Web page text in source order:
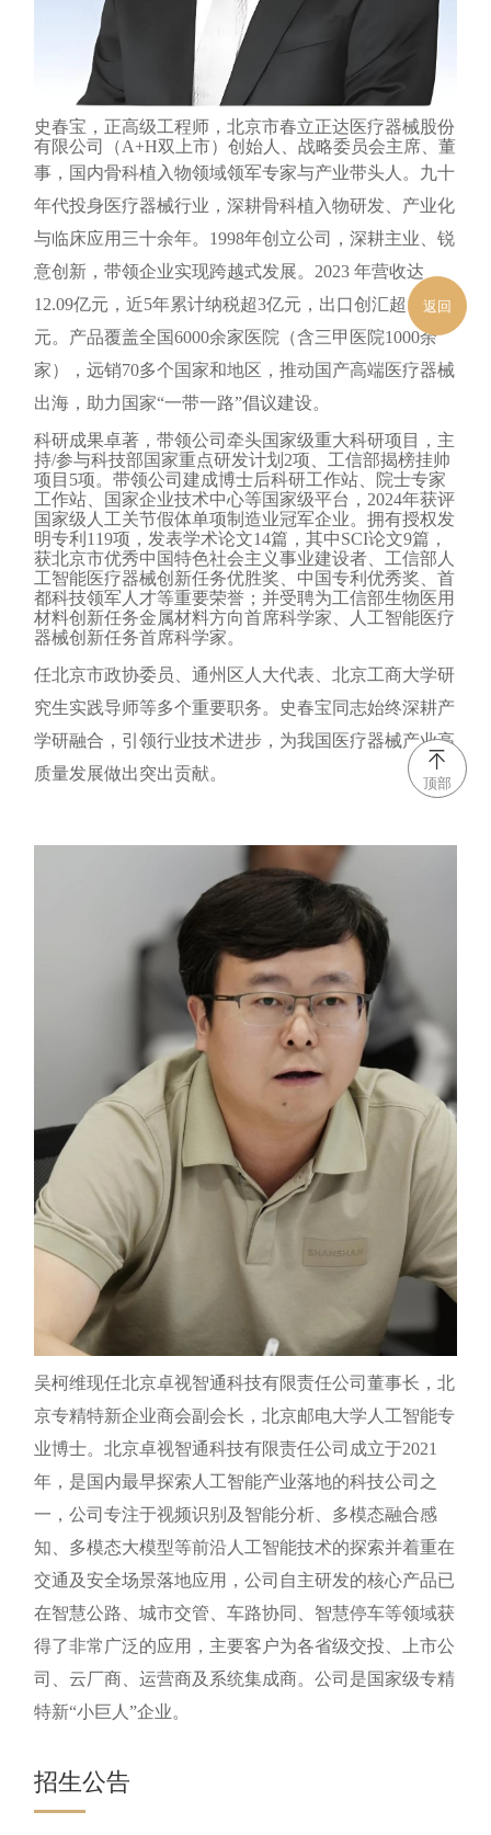
史春宝，正高级工程师，北京市春立正达医疗器械股份
有限公司（A+H双上市）创始人、战略委员会主席、董
事，国内骨科植入物领域领军专家与产业带头人。 九十
年代投身医疗器械行业，深耕骨科植入物研发、产业化
与临床应用三十余年。1998年创立公司，深耕主业、锐
意创新，带领企业实现跨越式发展。2023 年营收达
12.09亿元，近5年累计纳税超3亿元，出口创汇超10亿
元。产品覆盖全国6000余家医院（含三甲医院1000余
家），远销70多个国家和地区，推动国产高端医疗器械
出海，助力国家“一带一路”倡议建设。
科研成果卓著，带领公司牵头国家级重大科研项目，主
持/参与科技部国家重点研发计划2项、工信部揭榜挂帅
项目5项。带领公司建成博士后科研工作站、院士专家
工作站、国家企业技术中心等国家级平台，2024年获评
国家级人工关节假体单项制造业冠军企业。拥有授权发
明专利119项，发表学术论文14篇，其中SCI论文9篇，
获北京市优秀中国特色社会主义事业建设者、工信部人
工智能医疗器械创新任务优胜奖、中国专利优秀奖、首
都科技领军人才等重要荣誉；并受聘为工信部生物医用
材料创新任务金属材料方向首席科学家、人工智能医疗
器械创新任务首席科学家。
任北京市政协委员、通州区人大代表、北京工商大学研
究生实践导师等多个重要职务。史春宝同志始终深耕产
学研融合，引领行业技术进步，为我国医疗器械产业高
质量发展做出突出贡献。
吴柯维现任北京卓视智通科技有限责任公司董事长，北
京专精特新企业商会副会长，北京邮电大学人工智能专
业博士。北京卓视智通科技有限责任公司成立于2021
年，是国内最早探索人工智能产业落地的科技公司之
一，公司专注于视频识别及智能分析、多模态融合感
知、多模态大模型等前沿人工智能技术的探索并着重在
交通及安全场景落地应用，公司自主研发的核心产品已
在智慧公路、城市交管、车路协同、智慧停车等领域获
得了非常广泛的应用，主要客户为各省级交投、上市公
司、云厂商、运营商及系统集成商。公司是国家级专精
特新“小巨人”企业。
招生公告
返回
顶部